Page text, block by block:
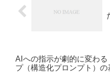
AIへの指示が劇的に変わる
プ（構造化プロンプト）